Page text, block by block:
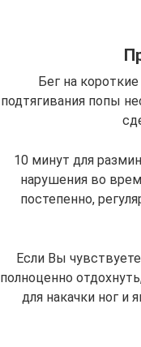
Бег на
подтягивания попы
10 минут для
нарушения во
постепенно,
Если Вы
полноценно
для накачки ног и